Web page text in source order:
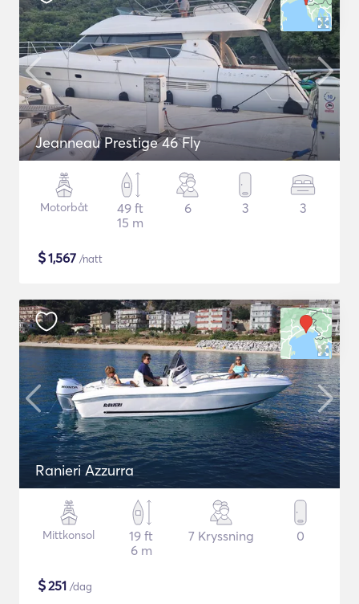
Jeanneau Prestige 46 Fly
Motorbåt
49 ft
15 m
6 3 3
$1,567 /natt
Ranieri Azzurra
Mittkonsol
19 ft
6 m
7 Kryssning 0
$251 /dag